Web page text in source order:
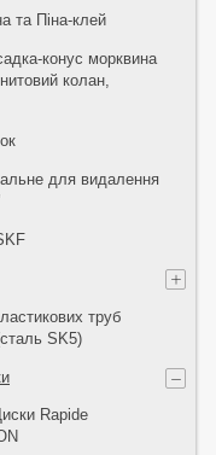
та Піна-клей
конус морквина
колан,
для видалення
труб
SK5)
Rapide